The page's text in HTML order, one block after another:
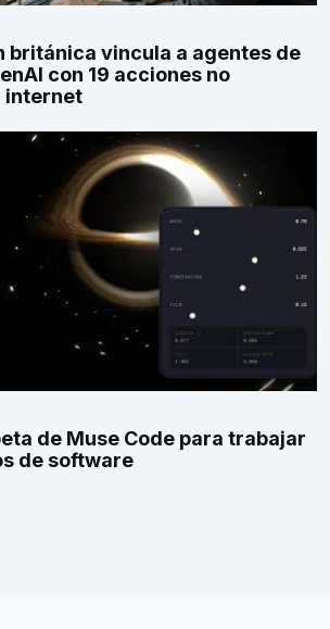
británica vincula a agentes de
con 19 acciones no
internet
de Muse Code para trabajar
de software